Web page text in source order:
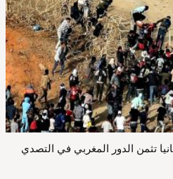
تثمن الدور المغربي في التصدي